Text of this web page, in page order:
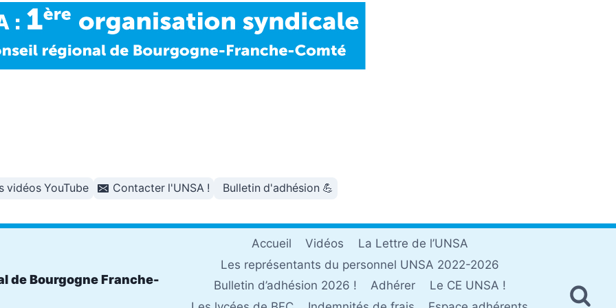
vidéos YouTube Contacter l'UNSA ! Bulletin d'adhésion 💪
de Bourgogne Franche-
Accueil Vidéos
La Lettre de l’UNSA
Les représentants du personnel UNSA 2022-2026
Bulletin d’adhésion 2026 !
Adhérer
Le CE UNSA !